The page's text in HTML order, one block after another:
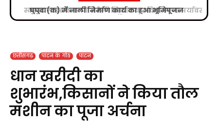
स्काउट गाइड के बच्चों ने रैली निकालकर दिया स्वच्छ पर्यावरण
का संदेश
छत्तीसगढ़ पाटन के गोठ पाटन
धान खरीदी का
शुभारंभ,किसानों ने किया तौल
मशीन का पूजा अर्चना